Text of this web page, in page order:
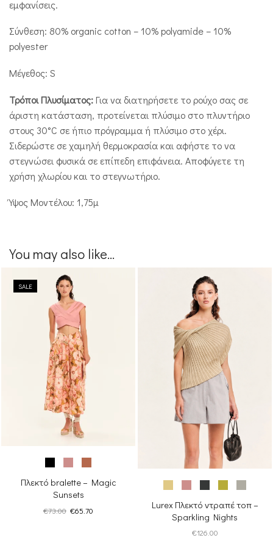
εμφανίσεις.
Σύνθεση: 80% organic cotton – 10% polyamide – 10%
polyester
Μέγεθος: S
Τρόποι Πλυσίματος:Για να διατηρήσετε το ρούχο σας σε
άριστη κατάσταση, προτείνεται πλύσιμο στο πλυντήριο
στους 30°C σε ήπιο πρόγραμμα ή πλύσιμο στο χέρι.
Σιδερώστε σε χαμηλή θερμοκρασία και αφήστε το να
στεγνώσει φυσικά σε επίπεδη επιφάνεια. Αποφύγετε τη
χρήση χλωρίου και το στεγνωτήριο.
Ύψος Μοντέλου: 1,75μ
You may also like...
SALE
Πλεκτό bralette – Magic
Sunsets
€73.00 Original
€65.70
Lurex Πλεκτό ντραπέ τοπ –
Sparkling Nights
€126.00